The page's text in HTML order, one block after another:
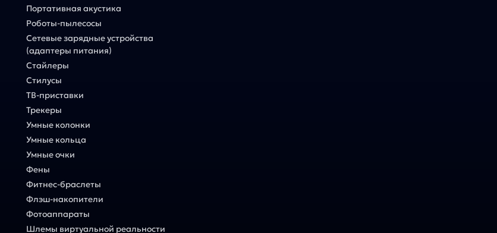
Портативная акустика
Роботы-пылесосы
Сетевые зарядные устройства
(адаптеры питания)
Стайлеры
Стилусы
ТВ-приставки
Трекеры
Умные колонки
Умные кольца
Умные очки
Фены
Фитнес-браслеты
Флэш-накопители
Фотоаппараты
Шлемы виртуальной реальности